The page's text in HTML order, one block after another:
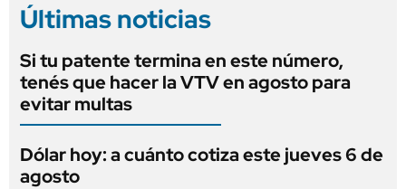
Últimas noticias
Si tu patente termina en este número,
tenés que hacer la VTV en agosto para
evitar multas
Dólar hoy: a cuánto cotiza este jueves 6 de
agosto